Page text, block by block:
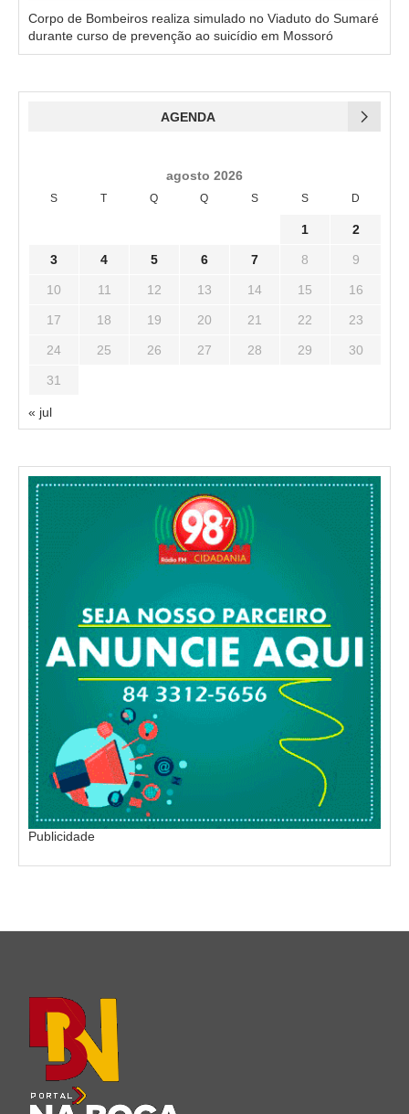
Corpo de Bombeiros realiza simulado no Viaduto do Sumaré
durante curso de prevenção ao suicídio em Mossoró
AGENDA
agosto 2026
S T Q Q S S D
1 2
3 4 5 6 7 8 9
10 11 12 13 14 15 16
17 18 19 20 21 22 23
24 25 26 27 28 29 30
31
« jul
Publicidade